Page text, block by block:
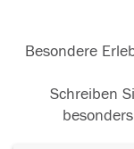
Besondere
Schreiben